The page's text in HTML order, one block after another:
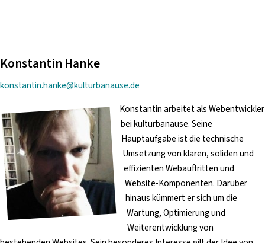
Konstantin Hanke
konstantin.hanke@kulturbanause.de
Konstantin arbeitet als Webentwickler
bei kulturbanause. Seine
Hauptaufgabe ist die technische
Umsetzung von klaren, soliden und
effizienten Webauftritten und
Website-Komponenten. Darüber
hinaus kümmert er sich um die
Wartung, Optimierung und
Weiterentwicklung von